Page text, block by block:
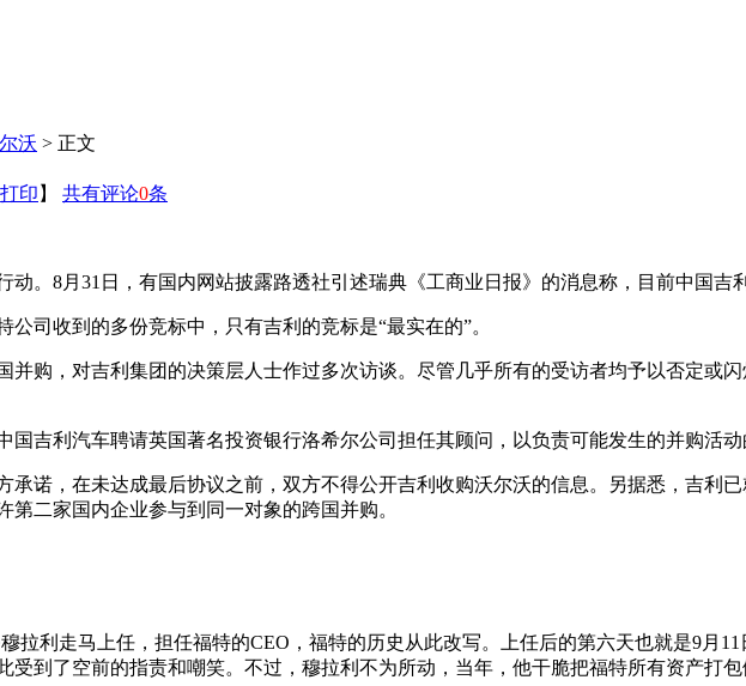
沃 > 正文
打印 】 共有评论0条
动。8月31日，有国内网站披露路透社引述瑞典《工商业日报》的消息称，目前中国吉
司收到的多份竞标中，只有吉利的竞标是“最实在的”。
并购，对吉利集团的决策层人士作过多次访谈。尽管几乎所有的受访者均予以否定或
吉利汽车聘请英国著名投资银行洛希尔公司担任其顾问，以负责可能发生的并购活
承诺，在未达成最后协议之前，双方不得公开吉利收购沃尔沃的信息。另据悉，吉利
二家国内企业参与到同一对象的跨国并购。
拉利走马上任，担任福特的CEO，福特的历史从此改写。上任后的第六天也就是9月
受到了空前的指责和嘲笑。不过，穆拉利不为所动，当年，他干脆把福特所有资产打包